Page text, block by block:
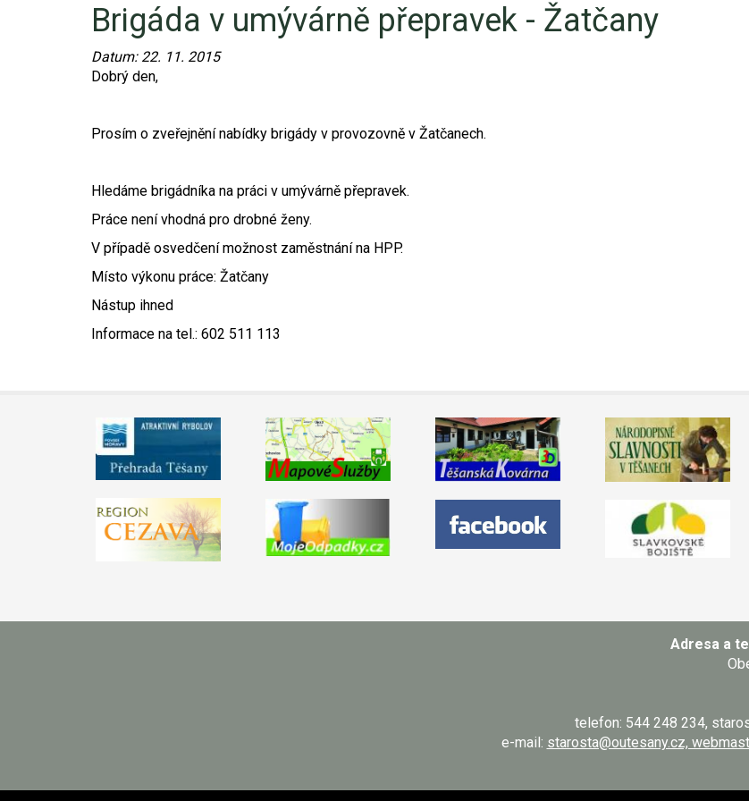
Brigáda v umývárně přepravek - Žatčany
Datum: 22. 11. 2015
Dobrý den,
Prosím o zveřejnění nabídky brigády v provozovně v Žatčanech.
Hledáme brigádníka na práci v umývárně přepravek.
Práce není vhodná pro drobné ženy.
V případě osvedčení možnost zaměstnání na HPP.
Místo výkonu práce: Žatčany
Nástup ihned
Informace na tel.: 602 511 113
Adresa a
telefon: 544 248 234,
e-mail: starosta@outesany.cz,
Video - průlet dronem
Poruchy, omezení
Mapové služby
Nabídka práce
Smuteční oznámení